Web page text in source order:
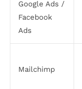
Google Ads /
Facebook
Ads
Mailchimp